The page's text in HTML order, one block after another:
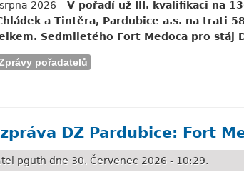
2026 – V pořadí už III. kvalifikaci na
a Tintěra, Pardubice a.s. na trati
Sedmiletého Fort Medoca pro stáj
pořadatelů
DZ Pardubice: Fort
pguth dne 30. Červenec 2026 - 10:29.